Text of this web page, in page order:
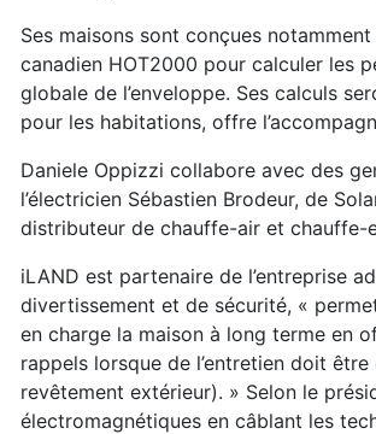
Ses maisons sont conçues
canadien HOT2000 pour calculer les
globale de l’enveloppe. Ses calculs
pour les habitations, offre
Daniele Oppizzi collabore avec des
l’électricien Sébastien Brodeur, de
distributeur de chauffe-air et chauffe-
iLAND est partenaire de l’entreprise
divertissement et de sécurité, «
en charge la maison à long terme en
rappels lorsque de l’entretien doit
revêtement extérieur). » Selon le
électromagnétiques en câblant les